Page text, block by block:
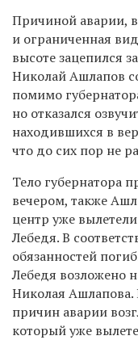
Причиной аварии,
и ограниченная
высоте зацепился
Николай Ашлапов
помимо
но отказался
находившихся в
что до сих пор не
Тело губернатора
вечером, также
центр уже
Лебедя. В
обязанностей
Лебедя возложено
Николая
причин аварии
который уже